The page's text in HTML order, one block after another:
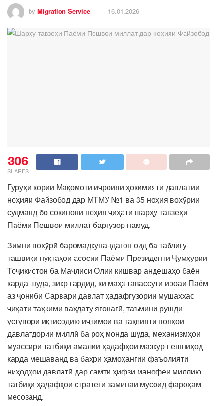
by Migration Service 16.01.2026
306
SHARES
Гурӯҳи кории Мақомоти иҷроияи ҳокимияти давлатии
ноҳияи Файзобод дар МТМУ №1 ва 35 ноҳия вохӯрии
судманд бо сокинони ноҳия ҷиҳати шарҳу тавзеҳи
Паёми Пешвои миллат баргузор намуд.
Зимни вохӯрӣ баромадкунандагон оид ба таблиғу
ташвиқи нуқтаҳои асосии Паёми Президенти Ҷумҳурии
Тоҷикистон ба Маҷлиси Олии кишвар андешаҳо баён
карда шуда, зикр гардид, ки маҳз тавассути ироаи Паём
аз ҷониби Сарвари давлат ҳадафгузории мушаххас
ҷиҳати таҳкими ваҳдату ягонагӣ, таъмини рушди
устувори иқтисодию иҷтимоӣ ва тақвияти пояҳои
давлатдории миллӣ ба роҳ монда шуда, механизмҳои
муассири татбиқи амалии ҳадафҳои мазкур пешниҳод
карда мешаванд ва баҳри ҳамоҳангии фаъолияти
ниҳодҳои давлатӣ дар самти ҳифзи манофеи миллию
татбиқи ҳадафҳои стратегӣ заминаи мусоид фароҳам
месозанд.